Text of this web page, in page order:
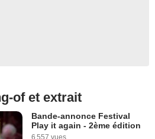
of et extrait
Bande-annonce Festival
Play it again - 2ème édition
6 557 vues